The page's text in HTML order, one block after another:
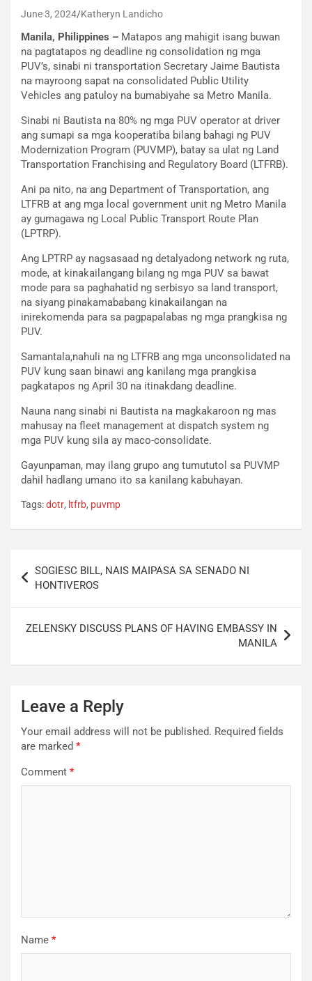
June 3, 2024 Katheryn Landicho
Manila, Philippines – Matapos ang mahigit isang buwan
na pagtatapos ng deadline ng consolidation ng mga
PUV’s, sinabi ni transportation Secretary Jaime Bautista
na mayroong sapat na consolidated Public Utility
Vehicles ang patuloy na bumabiyahe sa Metro Manila.
Sinabi ni Bautista na 80% ng mga PUV operator at driver
ang sumapi sa mga kooperatiba bilang bahagi ng PUV
Modernization Program (PUVMP), batay sa ulat ng Land
Transportation Franchising and Regulatory Board (LTFRB).
Ani pa nito, na ang Department of Transportation, ang
LTFRB at ang mga local government unit ng Metro Manila
ay gumagawa ng Local Public Transport Route Plan
(LPTRP).
Ang LPTRP ay nagsasaad ng detalyadong network ng ruta,
mode, at kinakailangang bilang ng mga PUV sa bawat
mode para sa paghahatid ng serbisyo sa land transport,
na siyang pinakamababang kinakailangan na
inirekomenda para sa pagpapalabas ng mga prangkisa ng
PUV.
Samantala,nahuli na ng LTFRB ang mga unconsolidated na
PUV kung saan binawi ang kanilang mga prangkisa
pagkatapos ng April 30 na itinakdang deadline.
Nauna nang sinabi ni Bautista na magkakaroon ng mas
mahusay na fleet management at dispatch system ng
mga PUV kung sila ay maco-consolidate.
Gayunpaman, may ilang grupo ang tumututol sa PUVMP
dahil hadlang umano ito sa kanilang kabuhayan.
Tags:dotr, ltfrb, puvmp
navigation
SOGIESC BILL, NAIS MAIPASA SA SENADO NI
HONTIVEROS
ZELENSKY DISCUSS PLANS OF HAVING EMBASSY IN
MANILA
Leave a Reply
Your email address will not be published. Required fields
are marked *
Comment *
Name *